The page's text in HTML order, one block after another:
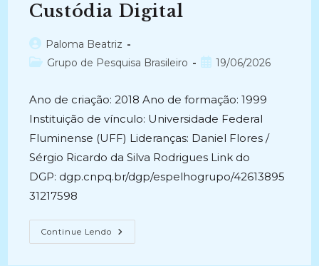
Custódia Digital
Autor
do
Paloma Beatriz
Categoria
Grupo de Pesquisa Brasileiro
Post19/06/2026
Ano de criação: 2018 Ano de formação: 1999
Instituição de vínculo: Universidade Federal
Fluminense (UFF) Lideranças: Daniel Flores /
Sérgio Ricardo da Silva Rodrigues Link do
DGP: dgp.cnpq.br/dgp/espelhogrupo/42613895
31217598
Continue Lendo Grupo
De